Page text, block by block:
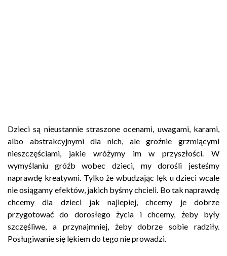
Dzieci są nieustannie straszone ocenami, uwagami, karami,
albo abstrakcyjnymi dla nich, ale groźnie grzmiącymi
nieszczęściami, jakie wróżymy im w przyszłości. W
wymyślaniu gróźb wobec dzieci, my dorośli jesteśmy
naprawdę kreatywni. Tylko że wbudzając lęk u dzieci wcale
nie osiągamy efektów, jakich byśmy chcieli. Bo tak naprawdę
chcemy dla dzieci jak najlepiej, chcemy je dobrze
przygotować do dorosłego życia i chcemy, żeby były
szczęśliwe, a przynajmniej, żeby dobrze sobie radziły.
Posługiwanie się lękiem do tego nie prowadzi.